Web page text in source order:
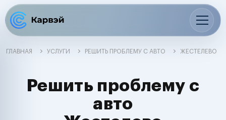
ГЛАВНАЯ УСЛУГИ РЕШИТЬ ПРОБЛЕМУ С АВТО ЖЕСТЕЛЕВО
Решить проблему с
авто